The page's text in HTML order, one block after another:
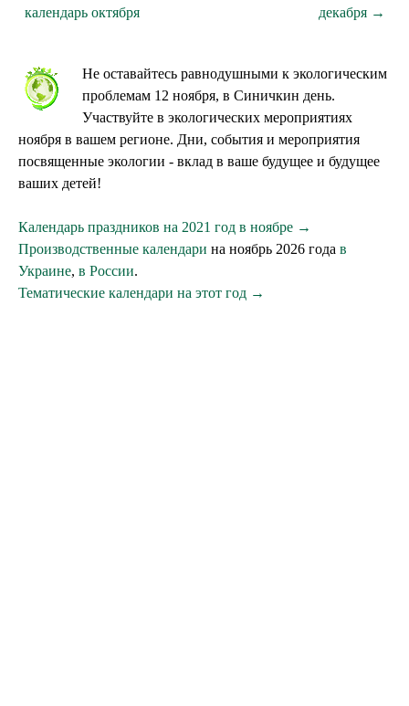
календарь октября
декабря →
Не оставайтесь равнодушными к экологическим
проблемам 12 ноября, в Синичкин день.
Участвуйте в экологических мероприятиях
ноября в вашем регионе. Дни, события и мероприятия
посвященные экологии - вклад в ваше будущее и будущее
ваших детей!
Календарь праздников на 2021 год в ноябре →
Производственные календари на ноябрь 2026 года в
Украине, в России.
Тематические календари на этот год →